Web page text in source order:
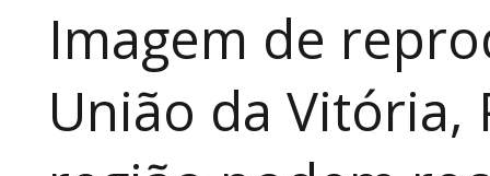
Imagem de
União da Vitória,